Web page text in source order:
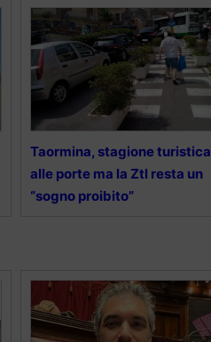
Taormina, stagione turistica
alle porte ma la Ztl resta un
“sogno proibito”